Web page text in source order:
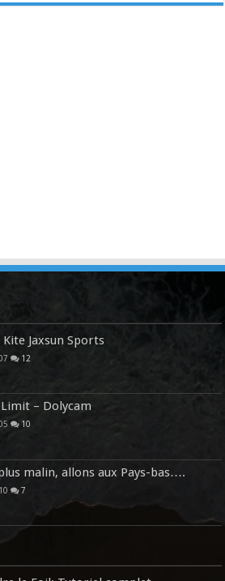
Kite Jaxsun Sports
12
– Dolycam
10
malin, allons aux Pays-bas….
7